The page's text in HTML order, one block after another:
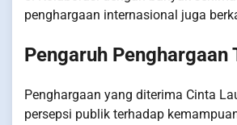
penghargaan internasional juga
Pengaruh
Penghargaan yang diterima Cinta
persepsi publik terhadap